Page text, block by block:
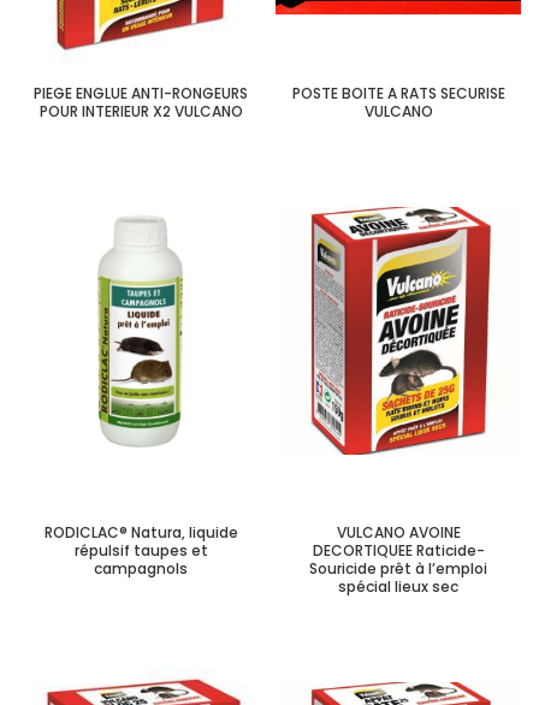
PIEGE ENGLUE ANTI-RONGEURS
POUR INTERIEUR X2 VULCANO
POSTE BOITE A RATS SECURISE
VULCANO
RODICLAC® Natura, liquide
répulsif taupes et
campagnols
VULCANO AVOINE
DECORTIQUEE Raticide-
Souricide prêt à l’emploi
spécial lieux sec